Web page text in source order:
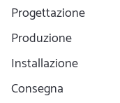
Progettazione
Produzione
Installazione
Consegna